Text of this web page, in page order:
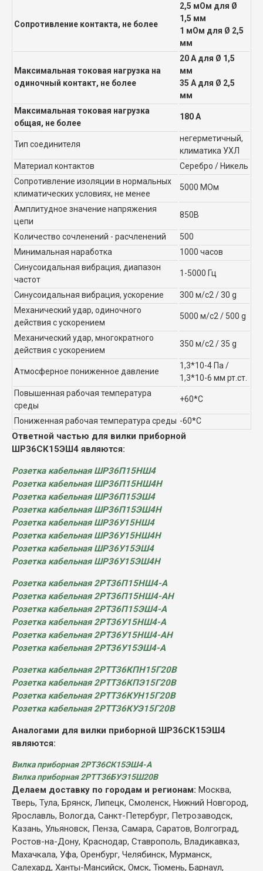
Сопротивление контакта, не более
2,5 мОм для Ø
1,5 мм
1 мОм для Ø 2,5
мм
Максимальная токовая нагрузка на
одиночный контакт, не более
20 А для Ø 1,5
мм
35 А для Ø 2,5
мм
Максимальная токовая нагрузка
общая, не более
180 А
Тип соединителя
негерметичный,
климатика УХЛ
Материал контактов
Серебро / Никель
Сопротивление изоляции в нормальных
климатических условиях, не менее
5000 МОм
Амплитудное значение напряжения
цепи
850В
Количество сочленений - расчленений
500
Минимальная наработка
1000 часов
Синусоидальная вибрация, диапазон
частот
1-5000 Гц
Синусоидальная вибрация, ускорение
300 м/с2 / 30 g
Механический удар, одиночного
действия с ускорением
5000 м/с2 / 500 g
Механический удар, многократного
действия с ускорением
350 м/с2 / 35 g
Атмосферное пониженное давление
1,3*10-4 Па /
1,3*10-6 мм рт.ст.
Повышенная рабочая температура
среды
+60*С
Пониженная рабочая температура среды -60*С
Ответной частью для вилки приборной
ШР36СК15ЭШ4 являются:
Розетка кабельная ШР36П15НШ4
Розетка кабельная ШР36П15НШ4Н
Розетка кабельная ШР36П15ЭШ4
Розетка кабельная ШР36П15ЭШ4Н
Розетка кабельная ШР36У15НШ4
Розетка кабельная ШР36У15НШ4Н
Розетка кабельная ШР36У15ЭШ4
Розетка кабельная ШР36У15ЭШ4Н
Розетка кабельная 2РТ36П15НШ4-А
Розетка кабельная 2РТ36П15НШ4-АН
Розетка кабельная 2РТ36П15ЭШ4-А
Розетка кабельная 2РТ36У15НШ4-А
Розетка кабельная 2РТ36У15НШ4-АН
Розетка кабельная 2РТ36У15ЭШ4-А
Розетка кабельная 2РТТ36КПН15Г20В
Розетка кабельная 2РТТ36КПЭ15Г20В
Розетка кабельная 2РТТ36КУН15Г20В
Розетка кабельная 2РТТ36КУЭ15Г20В
Аналогами для вилки приборной ШР36СК15ЭШ4
являются:
Вилка приборная 2РТ36СК15ЭШ4-А
Вилка приборная 2РТТ36БУЭ15Ш20В
Делаем доставку по городам и регионам: Москва,
Тверь, Тула, Брянск, Липецк, Смоленск, Нижний Новгород,
Ярославль, Вологда, Санкт-Петербург, Петрозаводск,
Казань, Ульяновск, Пенза, Самара, Саратов, Волгоград,
Ростов-на-Дону, Краснодар, Ставрополь, Владикавказ,
Махачкала, Уфа, Оренбург, Челябинск, Мурманск,
Салехард, Ханты-Мансийск, Омск, Тюмень, Барнаул,